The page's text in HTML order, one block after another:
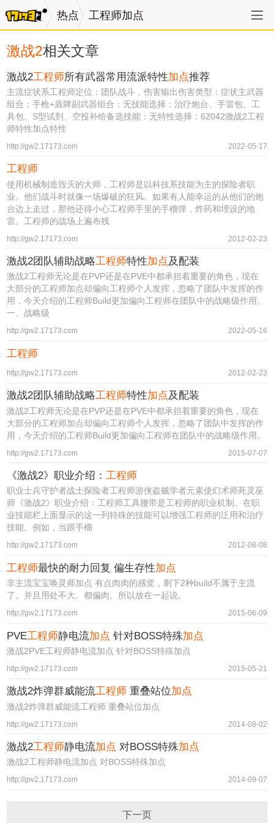
热点 工程师加点
激战2相关文章
激战2工程师所有武器常用流派特性加点推荐
主流症状系工程师定位：团队战斗，伤害输出伤害类型：症状主武器
组合：手枪+盾牌副武器组合：无技能选择：治疗炮台、手雷包、工
具包、S型试剂、空投补给备选技能：无特性选择：62042激战2工程
师特性加点特性
http://gw2.17173.com 2022-05-17
工程师
使用机械制造毁灭的大师，工程师是以科技系技能为主的探险者职
业。他们战斗时就像一场爆破的狂风。如果有人能幸运的从他们的炮
台边上走过，那他还得小心工程师手里的手榴弹，炸药和埋设的地
雷。工程师的战场上遍布残
http://gw2.17173.com 2012-02-23
激战2团队辅助战略工程师特性加点及配装
激战2工程师无论是在PVP还是在PVE中都承担着重要的角色，现在
大部分的工程师加点却偏向工程师个人发挥，忽略了团队中发挥的作
用，今天介绍的工程师Build更加偏向工程师在团队中的战略级作用。
一、战略级
http://gw2.17173.com 2022-05-16
工程师
http://gw2.17173.com 2012-02-23
激战2团队辅助战略工程师特性加点及配装
激战2工程师无论是在PVP还是在PVE中都承担着重要的角色，现在
大部分的工程师加点却偏向工程师个人发挥，忽略了团队中发挥的作
用，今天介绍的工程师Build更加偏向工程师在团队中的战略级作用。
http://gw2.17173.com 2015-07-07
《激战2》职业介绍：工程师
职业士兵守护者战士探险者工程师游侠盗贼学者元素使幻术师死灵巫
师《激战2》职业介绍：工程师工具腰带是工程师的职业机制。在职
业技能栏上面显示的这一列特殊的技能可以增强工程师的泛用和治疗
技能。例如，当跟手榴
http://gw2.17173.com 2012-08-08
工程师最快的耐力回复 偏生存性加点
非主流宝宝唤灵师加点 有点肉肉的感觉，剩下2种build不属于主流
了。并且用处不大。都偏肉。所以放在一起说。
http://gw2.17173.com 2015-06-09
PVE工程师静电流加点 针对BOSS特殊加点
激战2PVE工程师静电流加点 针对BOSS特殊加点
http://gw2.17173.com 2015-05-21
激战2炸弹群威能流工程师 重叠站位加点
激战2炸弹群威能流工程师 重叠站位加点
http://gw2.17173.com 2014-08-02
激战2工程师静电流加点 对BOSS特殊加点
激战2工程师静电流加点 对BOSS特殊加点
http://gw2.17173.com 2014-09-07
下一页